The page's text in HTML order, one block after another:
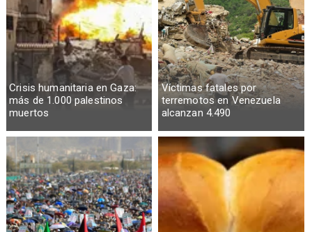
Crisis humanitaria en Gaza:
más de 1.000 palestinos
muertos
Víctimas fatales por
terremotos en Venezuela
alcanzan 4.490